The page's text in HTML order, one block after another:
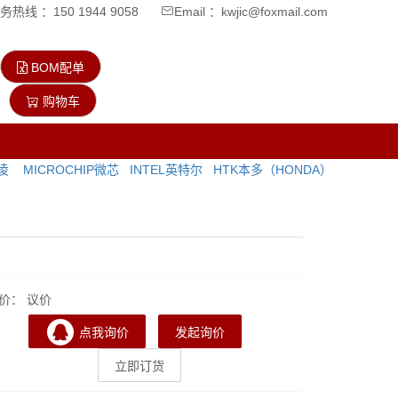
热线 ：150 1944 9058 Email ：kwjic@foxmail.com
BOM配单
购物车
MICROCHIP微芯 INTEL英特尔 HTK本多（HONDA）
： 议价
点我询价 发起询价
立即订货